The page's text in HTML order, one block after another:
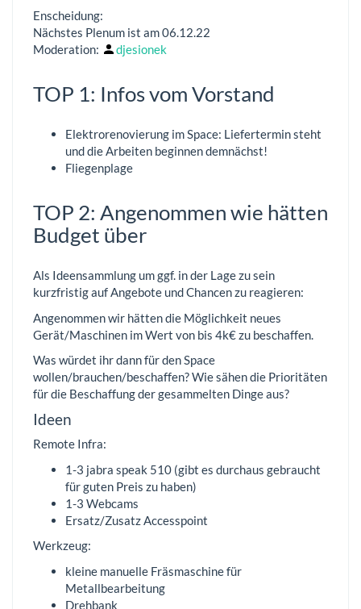
Enscheidung:
Nächstes Plenum ist am 06.12.22
Moderation:
djesionek
TOP 1: Infos vom Vorstand
Elektrorenovierung im Space: Liefertermin steht
und die Arbeiten beginnen demnächst!
Fliegenplage
TOP 2: Angenommen wie hätten
Budget über
Als Ideensammlung um ggf. in der Lage zu sein
kurzfristig auf Angebote und Chancen zu reagieren:
Angenommen wir hätten die Möglichkeit neues
Gerät/Maschinen im Wert von bis 4k€ zu beschaffen.
Was würdet ihr dann für den Space
wollen/brauchen/beschaffen? Wie sähen die Prioritäten
für die Beschaffung der gesammelten Dinge aus?
Ideen
Remote Infra:
1-3 jabra speak 510 (gibt es durchaus gebraucht
für guten Preis zu haben)
1-3 Webcams
Ersatz/Zusatz Accesspoint
Werkzeug:
kleine manuelle Fräsmaschine für
Metallbearbeitung
Drehbank